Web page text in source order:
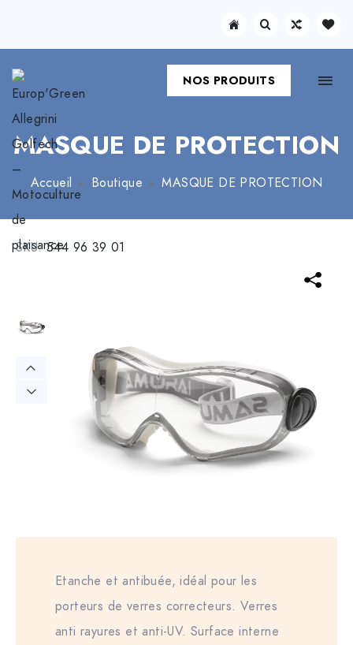
NOS PRODUITS
MASQUE DE PROTECTION
Accueil Boutique MASQUE DE PROTECTION
SKU:544 96 39 01
Etanche et antibuée, idéal pour les
porteurs de verres correcteurs. Verres
anti rayures et anti-UV. Surface interne